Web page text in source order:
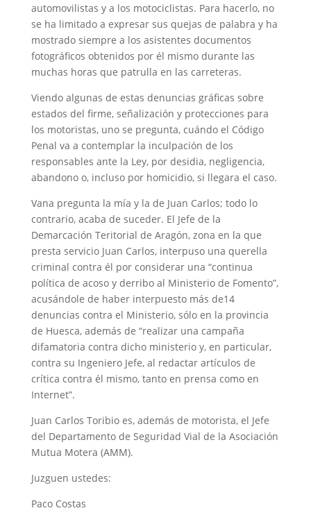
automovilistas y a los motociclistas. Para hacerlo, no
se ha limitado a expresar sus quejas de palabra y ha
mostrado siempre a los asistentes documentos
fotográficos obtenidos por él mismo durante las
muchas horas que patrulla en las carreteras.
Viendo algunas de estas denuncias gráficas sobre
estados del firme, señalización y protecciones para
los motoristas, uno se pregunta, cuándo el Código
Penal va a contemplar la inculpación de los
responsables ante la Ley, por desidia, negligencia,
abandono o, incluso por homicidio, si llegara el caso.
Vana pregunta la mía y la de Juan Carlos; todo lo
contrario, acaba de suceder. El Jefe de la
Demarcación Teritorial de Aragón, zona en la que
presta servicio Juan Carlos, interpuso una querella
criminal contra él por considerar una “continua
política de acoso y derribo al Ministerio de Fomento”,
acusándole de haber interpuesto más de14
denuncias contra el Ministerio, sólo en la provincia
de Huesca, además de “realizar una campaña
difamatoria contra dicho ministerio y, en particular,
contra su Ingeniero Jefe, al redactar artículos de
crítica contra él mismo, tanto en prensa como en
Internet”.
Juan Carlos Toribio es, además de motorista, el Jefe
del Departamento de Seguridad Vial de la Asociación
Mutua Motera (AMM).
Juzguen ustedes:
Paco Costas